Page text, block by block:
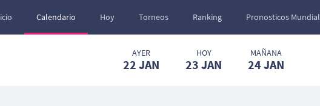
Calendario Hoy Torneos Ranking Pronosticos Mundial
AYER
22 JAN
HOY
23 JAN
MAÑANA
24 JAN